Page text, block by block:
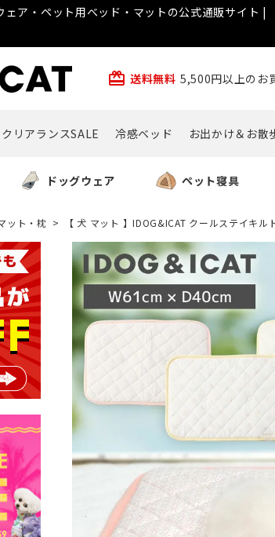
ア・ペット用ベッド・マットの公式通販サイト |
card_giftcard 送料無料 5,500円以上のお
クリアランスSALE 冷感ベッド お出かけ＆お散
ドッグウェア ペット寝具
ット・枕 【 犬 マット 】IDOG&ICAT クールステイキ